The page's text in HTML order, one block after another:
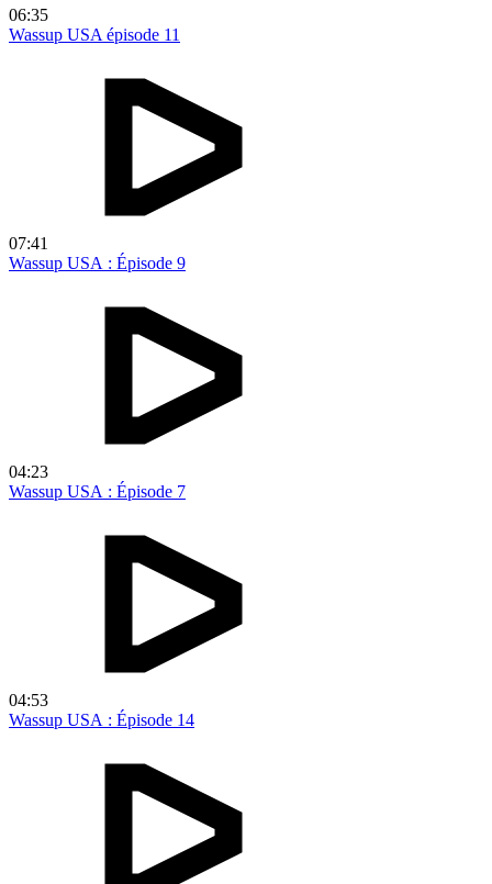
06:35
Wassup USA épisode 11
07:41
Wassup USA : Épisode 9
04:23
Wassup USA : Épisode 7
04:53
Wassup USA : Épisode 14